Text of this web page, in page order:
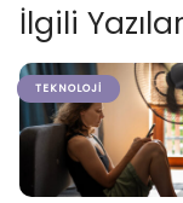
İlgili Yazılar
TEKNOLOJI